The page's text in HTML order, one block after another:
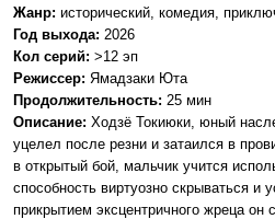
Жанр: исторический, комедия,
Год выхода: 2026
Кол серий: >12 эп
Режиссер: Ямадзаки Юта
Продолжительность: 25 мин
Описание: Ходзё Токиюки, юный
уцелел после резни и затаился в
в открытый бой, мальчик учится
способность виртуозно скрываться
прикрытием эксцентричного жреца он